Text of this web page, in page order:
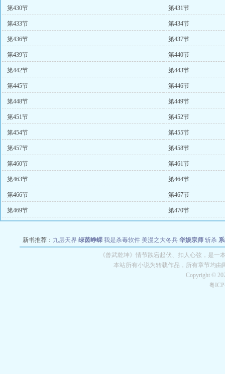
第430节 第431节
第433节 第434节
第436节 第437节
第439节 第440节
第442节 第443节
第445节 第446节
第448节 第449节
第451节 第452节
第454节 第455节
第457节 第458节
第460节 第461节
第463节 第464节
第466节 第467节
第469节 第470节
新书推荐： 九层天界 绿茵峥嵘 我是杀毒软件 美漫之大冬兵 华娱宗师 斩杀
教练万岁 都市全能巨星 绝对交易 全职武神 位面复
《兽武乾坤》情节跌宕起伏、扣人心弦，是
本站所有小说为转载作品，所有章节均
Copyright ©
粤